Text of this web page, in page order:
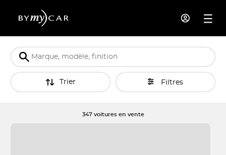
Trier Filtres
347 voitures en vente